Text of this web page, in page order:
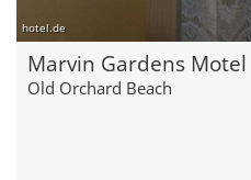
hotel.de
Marvin Gardens Motel
Old Orchard Beach